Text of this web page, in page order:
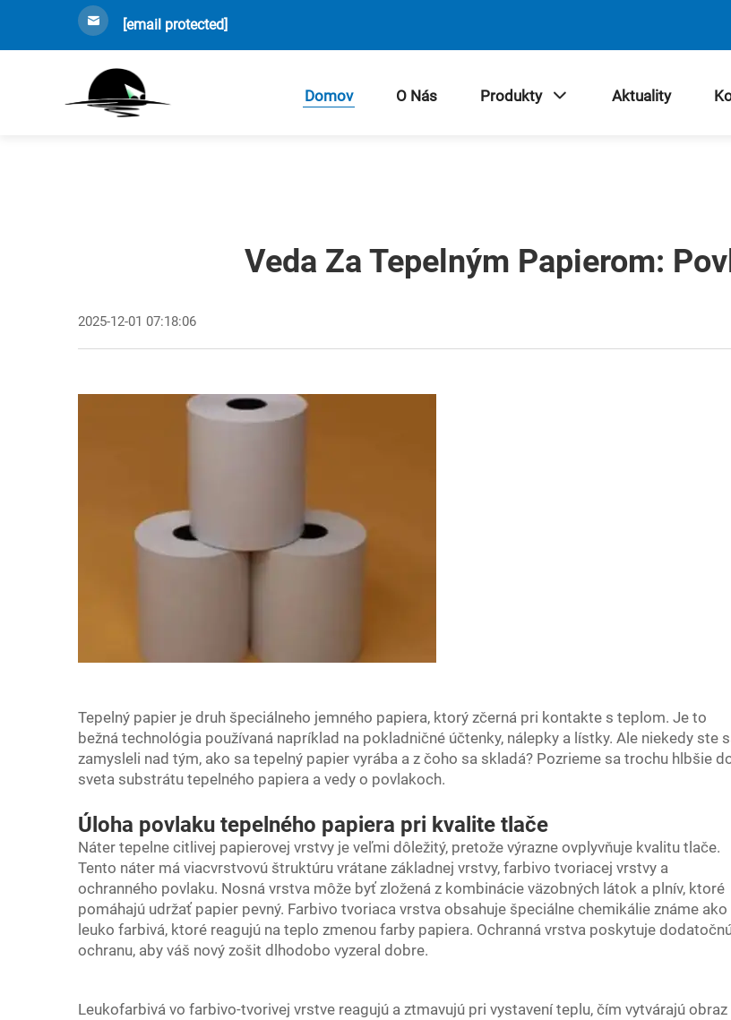
[email protected]
Domov O Nás Produkty Aktuality
Veda Za Tepelným Papierom:
2025-12-01 07:18:06
Tepelný papier je druh špeciálneho jemného papiera, ktorý zčerná pri kontakte s teplom. Je to
bežná technológia používaná napríklad na pokladničné účtenky, nálepky a lístky. Ale niekedy ste
zamysleli nad tým, ako sa tepelný papier vyrába a z čoho sa skladá? Pozrieme sa trochu hlbšie
sveta substrátu tepelného papiera a vedy o povlakoch.
Úloha povlaku tepelného papiera pri kvalite tlače
Náter tepelne citlivej papierovej vrstvy je veľmi dôležitý, pretože výrazne ovplyvňuje kvalitu tlače.
Tento náter má viacvrstvovú štruktúru vrátane základnej vrstvy, farbivo tvoriacej vrstvy a
ochranného povlaku. Nosná vrstva môže byť zložená z kombinácie väzobných látok a plnív, ktoré
pomáhajú udržať papier pevný. Farbivo tvoriaca vrstva obsahuje špeciálne chemikálie známe ako
leuko farbivá, ktoré reagujú na teplo zmenou farby papiera. Ochranná vrstva poskytuje
ochranu, aby váš nový zošit dlhodobo vyzeral dobre.
Leukofarbivá vo farbivo-tvorivej vrstve reagujú a ztmavujú pri vystavení teplu, čím vytvárajú obraz